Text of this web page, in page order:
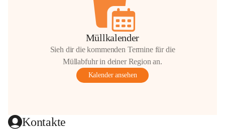
Müllkalender
Sieh dir die kommenden Termine für die
Müllabfuhr in deiner Region an.
Kalender ansehen
Kontakte